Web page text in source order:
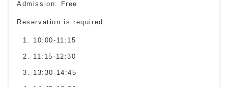
Admission: Free
Reservation is required.
10:00-11:15
11:15-12:30
13:30-14:45